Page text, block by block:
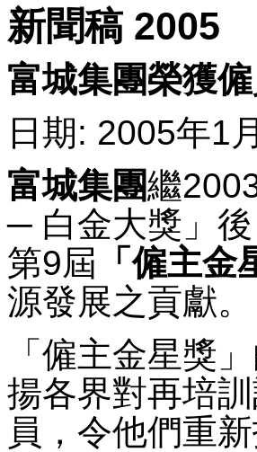
新聞稿 2005
富城集團榮獲
日期: 2005年1
富城集團繼
─ 白金大獎」
第9屆 「僱主
源發展之貢獻。
「僱主金星獎
揚各界對再培
員，令他們重